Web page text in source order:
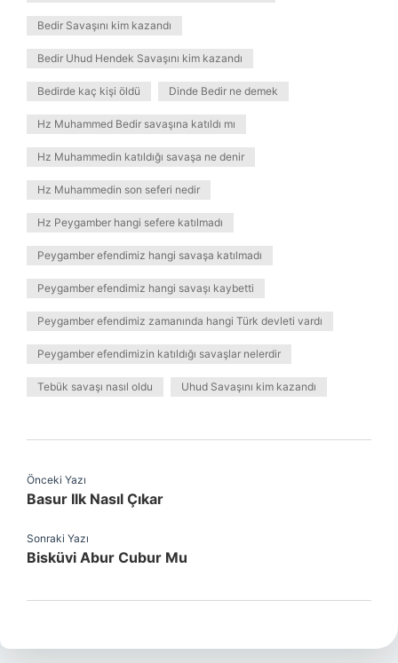
Bedir Savaşını kim kazandı
Bedir Uhud Hendek Savaşını kim kazandı
Bedirde kaç kişi öldü Dinde Bedir ne demek
Hz Muhammed Bedir savaşına katıldı mı
Hz Muhammedin katıldığı savaşa ne denir
Hz Muhammedin son seferi nedir
Hz Peygamber hangi sefere katılmadı
Peygamber efendimiz hangi savaşa katılmadı
Peygamber efendimiz hangi savaşı kaybetti
Peygamber efendimiz zamanında hangi Türk devleti vardı
Peygamber efendimizin katıldığı savaşlar nelerdir
Tebük savaşı nasıl oldu Uhud Savaşını kim kazandı
Önceki Yazı
Basur Ilk Nasıl Çıkar
Sonraki Yazı
Bisküvi Abur Cubur Mu